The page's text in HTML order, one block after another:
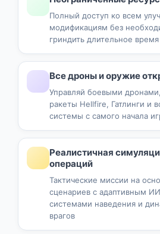
Полный доступ ко всем
модификациям без
гриндить длительное время
Все дроны и оружие
Управляй боевыми
ракеты Hellfire, Гатлинги и
системы с самого начала
Реалистичная
операций
Тактические миссии на
сценариев с адаптивным
системами наведения и
врагов